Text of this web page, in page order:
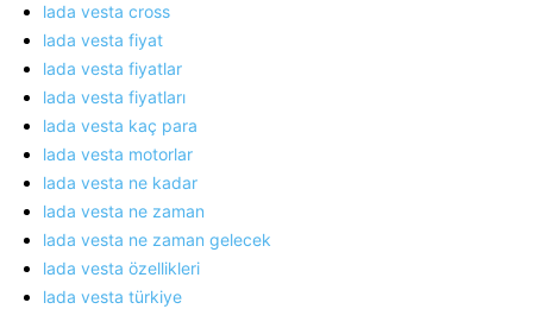
lada vesta cross
lada vesta fiyat
lada vesta fiyatlar
lada vesta fiyatları
lada vesta kaç para
lada vesta motorlar
lada vesta ne kadar
lada vesta ne zaman
lada vesta ne zaman gelecek
lada vesta özellikleri
lada vesta türkiye